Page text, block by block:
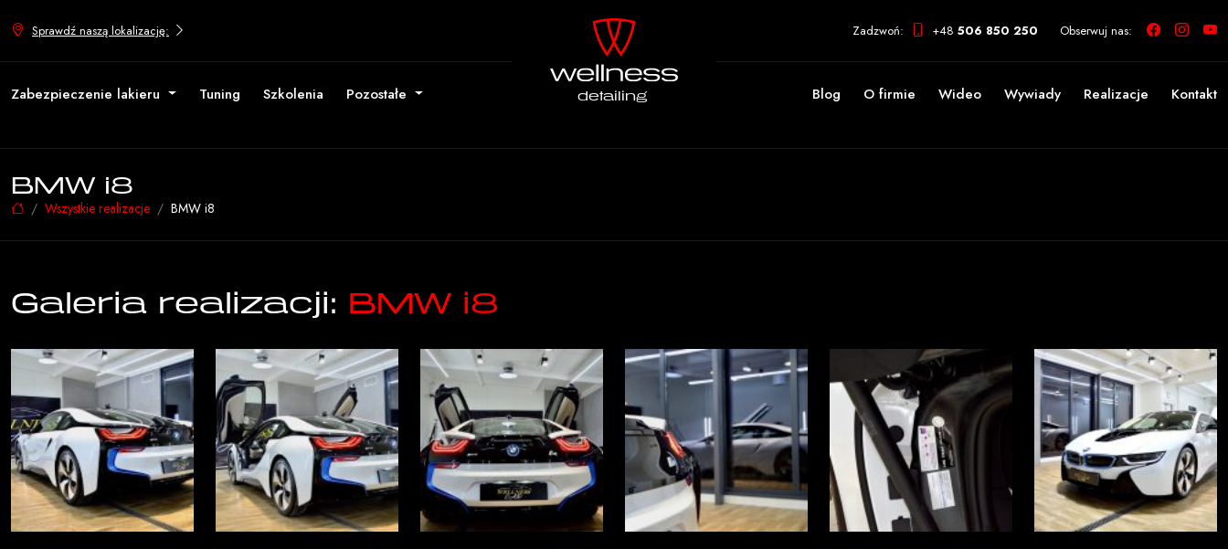
Sprawdź naszą lokalizację: Zadzwoń: +48 506 850 250 Obserwuj nas:
Zabezpieczenie lakieru Tuning Szkolenia Pozostałe Blog O firmie Wideo Wywiady Realizacje Kontakt
detailing
BMW i8
Wszystkie realizacje BMW i8
Galeria realizacji: BMW i8